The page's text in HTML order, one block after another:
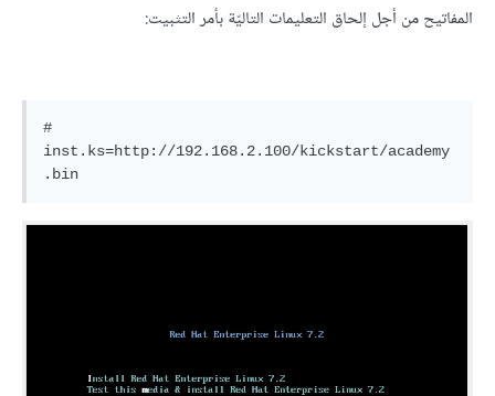
المفاتيح من أجل إلحاق التعليمات التاليّة بأمر التثبيت:
#
inst.ks=http://192.168.2.100/kickstart/academy